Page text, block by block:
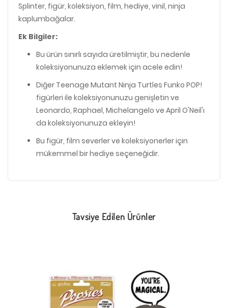
Splinter, figür, koleksiyon, film, hediye, vinil, ninja
kaplumbağalar.
Ek Bilgiler:
Bu ürün sınırlı sayıda üretilmiştir, bu nedenle
koleksiyonunuza eklemek için acele edin!
Diğer Teenage Mutant Ninja Turtles Funko POP!
figürleri ile koleksiyonunuzu genişletin ve
Leonardo, Raphael, Michelangelo ve April O'Neil'ı
da koleksiyonunuza ekleyin!
Bu figür, film severler ve koleksiyonerler için
mükemmel bir hediye seçeneğidir.
Tavsiye Edilen Ürünler